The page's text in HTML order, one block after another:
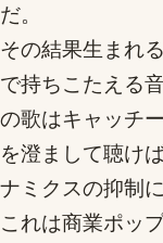
だ。
その結果生まれ
で持ちこたえる
の歌はキャッチ
を澄まして聴け
ナミクスの抑制
これは商業ポッ